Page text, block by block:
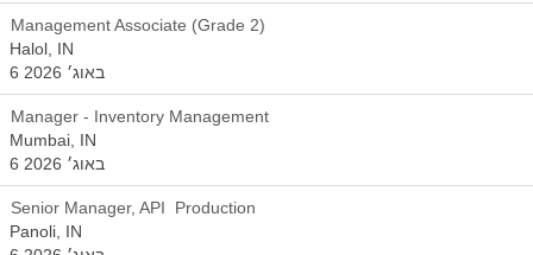
Management Associate (Grade 2)
Halol, IN
6 באוג׳ 2026
Manager - Inventory Management
Mumbai, IN
6 באוג׳ 2026
Senior Manager, API Production
Panoli, IN